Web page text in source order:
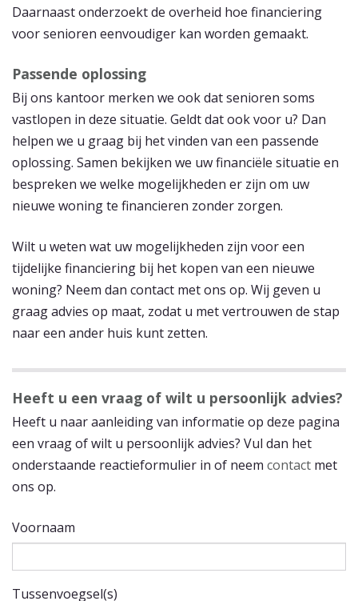
Daarnaast onderzoekt de overheid hoe financiering
voor senioren eenvoudiger kan worden gemaakt.
Passende oplossing
Bij ons kantoor merken we ook dat senioren soms
vastlopen in deze situatie. Geldt dat ook voor u? Dan
helpen we u graag bij het vinden van een passende
oplossing. Samen bekijken we uw financiële situatie en
bespreken we welke mogelijkheden er zijn om uw
nieuwe woning te financieren zonder zorgen.
Wilt u weten wat uw mogelijkheden zijn voor een
tijdelijke financiering bij het kopen van een nieuwe
woning? Neem dan contact met ons op. Wij geven u
graag advies op maat, zodat u met vertrouwen de stap
naar een ander huis kunt zetten.
Heeft u een vraag of wilt u persoonlijk advies?
Heeft u naar aanleiding van informatie op deze pagina
een vraag of wilt u persoonlijk advies? Vul dan het
onderstaande reactieformulier in of neem contact met
ons op.
Voornaam
Tussenvoegsel(s)